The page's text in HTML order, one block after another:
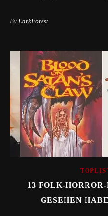
By DarkForest
13 FOLK-
GESEHEN